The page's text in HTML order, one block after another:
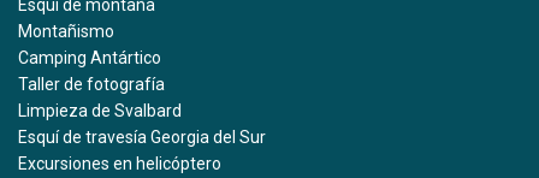
Esquí de montaña
Montañismo
Camping Antártico
Taller de fotografía
Limpieza de Svalbard
Esquí de travesía Georgia del Sur
Excursiones en helicóptero